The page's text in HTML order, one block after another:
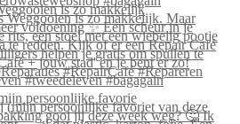
is zo makkelijk
persoonlijke favorie